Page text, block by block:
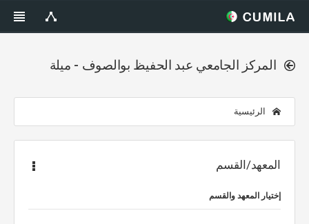
المركز الجامعي عبد الحفيظ بوالصوف - ميلة
الرئيسية
المعهد/القسم
إختيار المعهد والقسم